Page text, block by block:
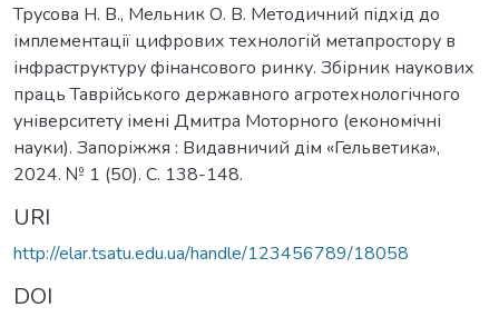
Трусова Н. В., Мельник О. В. Методичний підхід до
імплементації цифрових технологій метапростору в
інфраструктуру фінансового ринку. Збірник наукових
праць Таврійського державного агротехнологічного
університету імені Дмитра Моторного (економічні
науки). Запоріжжя : Видавничий дім «Гельветика»,
2024. № 1 (50). С. 138-148.
URI
http://elar.tsatu.edu.ua/handle/123456789/18058
DOI